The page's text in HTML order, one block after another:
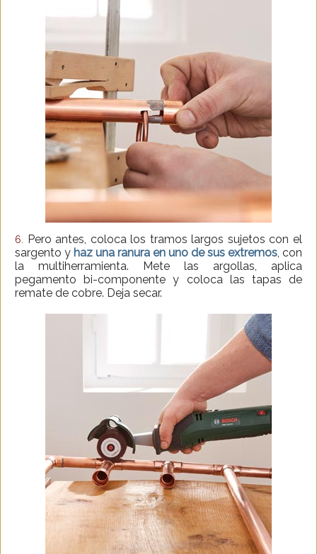
6.
Pero antes, coloca los tramos largos sujetos con el
sargento y haz una ranura en uno de sus extremos , con
la multiherramienta. Mete las argollas, aplica
pegamento bi-componente y coloca las tapas de
remate de cobre. Deja secar.